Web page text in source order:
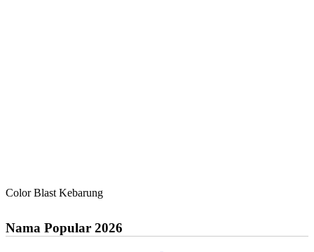
Color Blast Kebarung
Nama Popular 2026